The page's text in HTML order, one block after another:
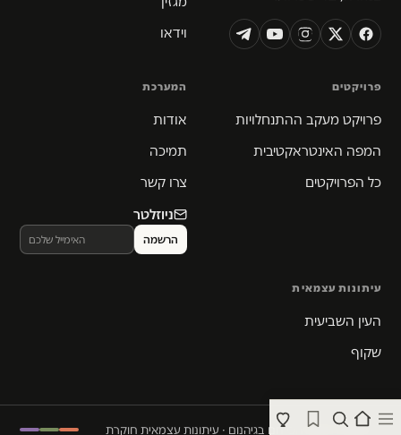
וידאו
פרויקטים
פרויקט מעקב ההתנחלויות
המפה האינטראקטיבית
כל הפרויקטים
המערכת
אודות
תמיכה
צרו קשר
ניוזלטר
עיתונות עצמאית
העין השביעית
שקוף
© 2026 המקום הכי חם בגיהנום · עיתונות עצמאית חוקרת